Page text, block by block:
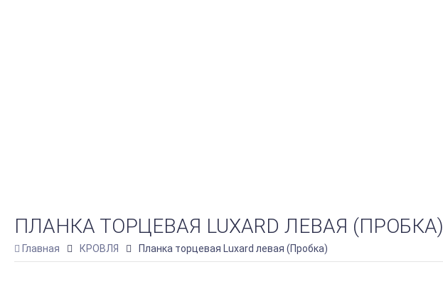
ПЛАНКА ТОРЦЕВАЯ LUXARD ЛЕВАЯ (ПРОБКА)
Главная КРОВЛЯ Планка торцевая Luxard левая (Пробка)